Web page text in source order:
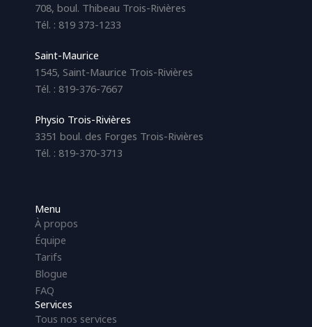
708, boul. Thibeau Trois-Rivières
Tél. : 819 373-1233
Saint-Maurice
1545, Saint-Maurice Trois-Rivières
Tél. : 819-376-7667
Physio Trois-Rivières
3351 boul. des Forges Trois-Rivières
Tél. : 819-370-3713
Menu
À propos
Équipe
Tarifs
Blogue
FAQ
Services
Tous nos services